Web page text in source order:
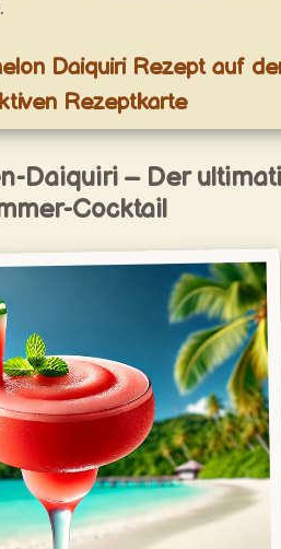
Daiquiri Rezept auf
Rezeptkarte
Daiquiri – Der
Cocktail